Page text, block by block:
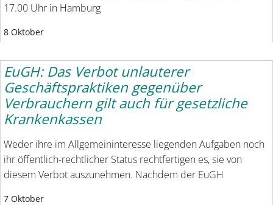
17.00 Uhr in Hamburg
8 Oktober
EuGH: Das Verbot unlauterer
Geschäftspraktiken gegenüber
Verbrauchern gilt auch für gesetzliche
Krankenkassen
Weder ihre im Allgemeininteresse liegenden Aufgaben noch
ihr öffentlich-rechtlicher Status rechtfertigen es, sie von
diesem Verbot auszunehmen. Nachdem der EuGH
7 Oktober